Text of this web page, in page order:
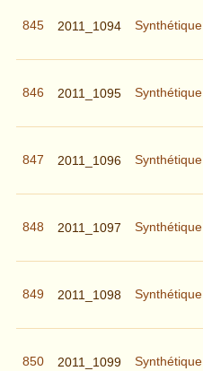
845 2011_1094 Synthétique
846 2011_1095 Synthétique
847 2011_1096 Synthétique
848 2011_1097 Synthétique
849 2011_1098 Synthétique
850 2011_1099 Synthétique